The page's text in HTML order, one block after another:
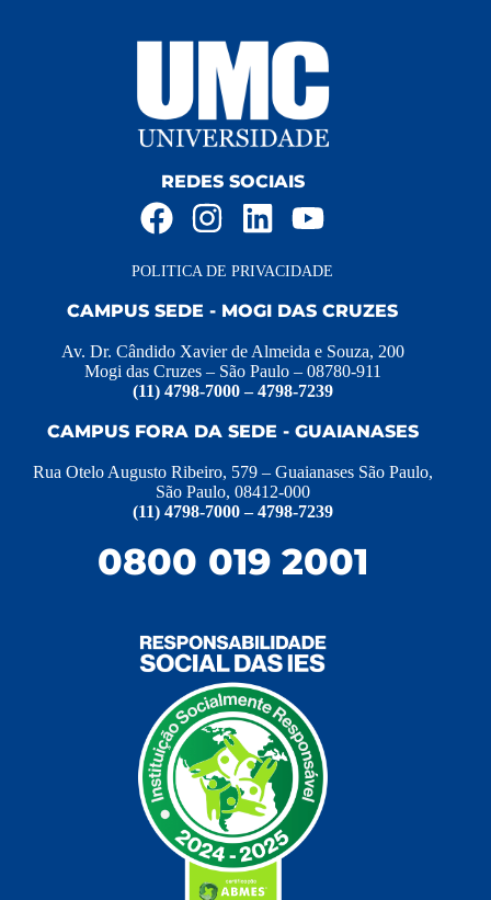
REDES SOCIAIS
POLITICA DE PRIVACIDADE
CAMPUS SEDE - MOGI DAS CRUZES
Av. Dr. Cândido Xavier de Almeida e Souza, 200
Mogi das Cruzes – São Paulo – 08780-911
(11) 4798-7000 – 4798-7239
CAMPUS FORA DA SEDE - GUAIANASES
Rua Otelo Augusto Ribeiro, 579 – Guaianases São Paulo,
São Paulo, 08412-000
(11) 4798-7000 – 4798-7239
0800 019 2001